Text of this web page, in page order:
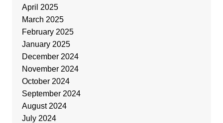
April 2025
March 2025
February 2025
January 2025
December 2024
November 2024
October 2024
September 2024
August 2024
July 2024